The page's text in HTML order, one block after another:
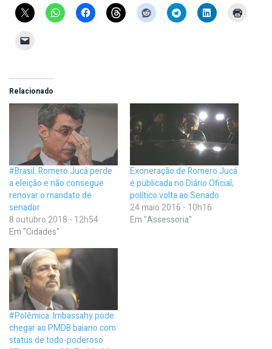
Relacionado
#Brasil: Romero Jucá perde
a eleição e não consegue
renovar o mandato de
senador
8 outubro 2018 - 12h54
Em "Cidades"
Exoneração de Romero Jucá
é publicada no Diário Oficial;
político volta ao Senado
24 maio 2016 - 10h16
Em "Assessoria"
#Polêmica: Imbassahy pode
chegar ao PMDB baiano com
status de todo-poderoso